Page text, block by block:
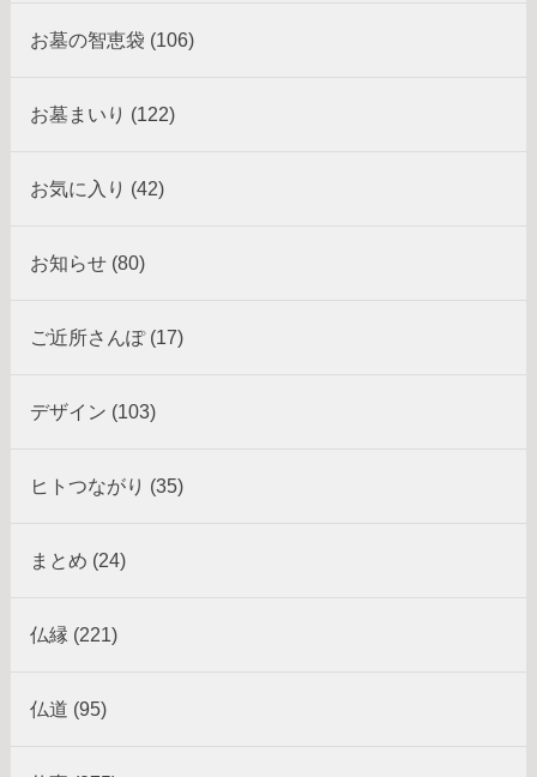
お墓の智恵袋 (106)
お墓まいり (122)
お気に入り (42)
お知らせ (80)
ご近所さんぽ (17)
デザイン (103)
ヒトつながり (35)
まとめ (24)
仏縁 (221)
仏道 (95)